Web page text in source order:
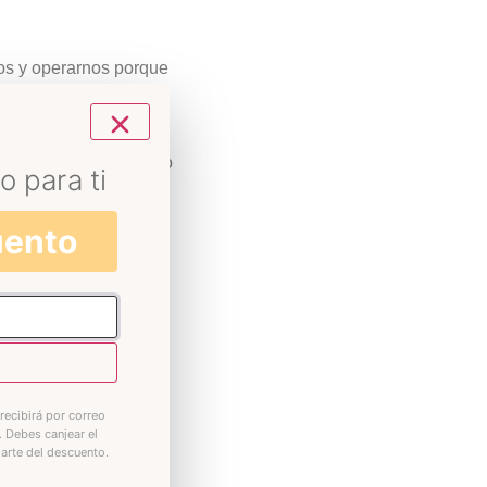
y operarnos porque
que ser porque
contrario.
de salud física como
muchas las
nos depilamos
como en mujeres y
derecho, por lo que
para ti
por correo
canjear el
del descuento.